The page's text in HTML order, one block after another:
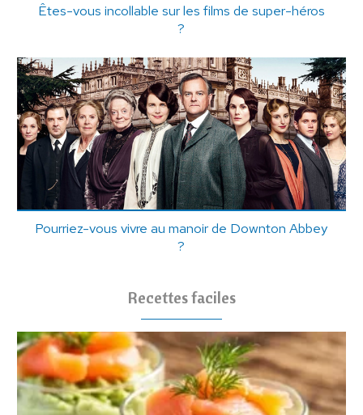
Êtes-vous incollable sur les films de super-héros
?
Pourriez-vous vivre au manoir de Downton Abbey
?
Recettes faciles